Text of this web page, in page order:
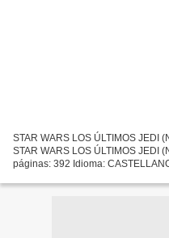
STAR WARS LOS ÚLTIMOS JEDI
STAR WARS LOS ÚLTIMOS JEDI
páginas: 392 Idioma: